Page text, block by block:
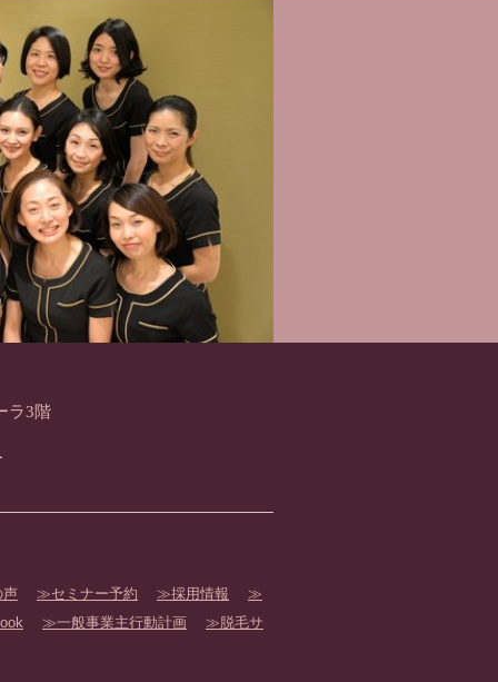
ラ3階
声 セミナー予約
採用情報
一般事業主行動計画 脱毛サ